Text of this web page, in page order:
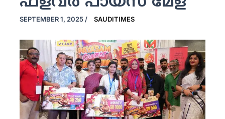
SEPTEMBER 1, 2025 / SAUDITIMES